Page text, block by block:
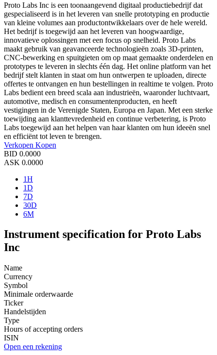
Proto Labs Inc is een toonaangevend digitaal productiebedrijf dat
gespecialiseerd is in het leveren van snelle prototyping en productie
van kleine volumes aan productontwikkelaars over de hele wereld.
Het bedrijf is toegewijd aan het leveren van hoogwaardige,
innovatieve oplossingen met een focus op snelheid. Proto Labs
maakt gebruik van geavanceerde technologieën zoals 3D-printen,
CNC-bewerking en spuitgieten om op maat gemaakte onderdelen en
prototypes te leveren in slechts één dag. Het online platform van het
bedrijf stelt klanten in staat om hun ontwerpen te uploaden, directe
offertes te ontvangen en hun bestellingen in realtime te volgen. Proto
Labs bedient een breed scala aan industrieën, waaronder luchtvaart,
automotive, medisch en consumentenproducten, en heeft
vestigingen in de Verenigde Staten, Europa en Japan. Met een sterke
toewijding aan klanttevredenheid en continue verbetering, is Proto
Labs toegewijd aan het helpen van haar klanten om hun ideeën snel
en efficiënt tot leven te brengen.
Verkopen Kopen
BID 0.0000
ASK 0.0000
1H
1D
7D
30D
6M
Instrument specification for Proto Labs
Inc
Name
Currency
Symbol
Minimale orderwaarde
Ticker
Handelstijden
Type
Hours of accepting orders
ISIN
Open een rekening